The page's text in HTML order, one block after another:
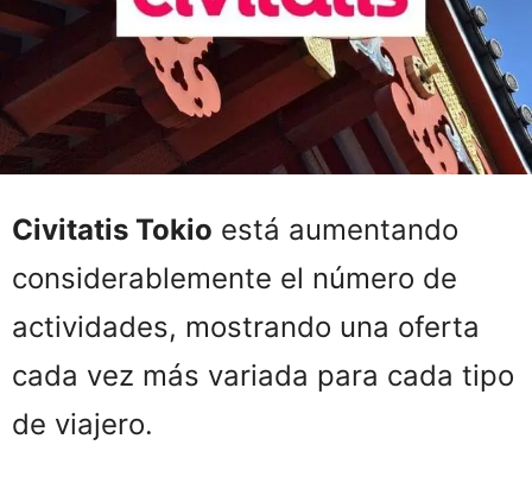
Civitatis Tokio está aumentando
considerablemente el número de
actividades, mostrando una oferta
cada vez más variada para cada tipo
de viajero.